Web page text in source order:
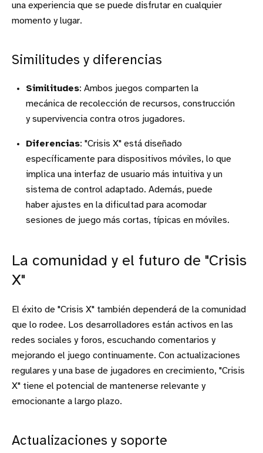
una experiencia que se puede disfrutar en cualquier
momento y lugar.
Similitudes y diferencias
Similitudes: Ambos juegos comparten la
mecánica de recolección de recursos, construcción
y supervivencia contra otros jugadores.
Diferencias: "Crisis X" está diseñado
específicamente para dispositivos móviles, lo que
implica una interfaz de usuario más intuitiva y un
sistema de control adaptado. Además, puede
haber ajustes en la dificultad para acomodar
sesiones de juego más cortas, típicas en móviles.
La comunidad y el futuro de "Crisis
X"
El éxito de "Crisis X" también dependerá de la comunidad
que lo rodee. Los desarrolladores están activos en las
redes sociales y foros, escuchando comentarios y
mejorando el juego continuamente. Con actualizaciones
regulares y una base de jugadores en crecimiento, "Crisis
X" tiene el potencial de mantenerse relevante y
emocionante a largo plazo.
Actualizaciones y soporte